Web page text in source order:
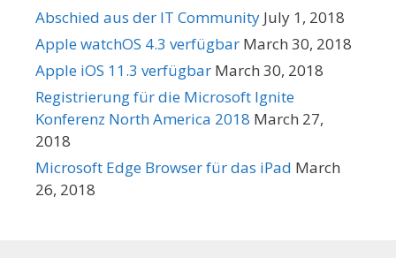
Abschied aus der IT Community July 1, 2018
Apple watchOS 4.3 verfügbar March 30, 2018
Apple iOS 11.3 verfügbar March 30, 2018
Registrierung für die Microsoft Ignite
Konferenz North America 2018 March 27,
2018
Microsoft Edge Browser für das iPad March
26, 2018